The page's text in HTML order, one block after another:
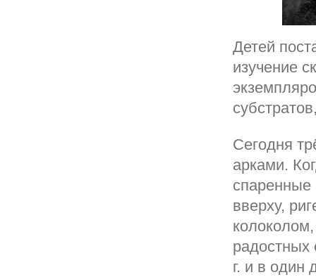
Детей
изучение
Сегодня
арками.
вверху,
радостных
г. и в один